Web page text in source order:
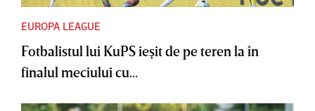
EUROPA LEAGUE
Fotbalistul lui KuPS ieşit de pe teren la în
finalul meciului cu...